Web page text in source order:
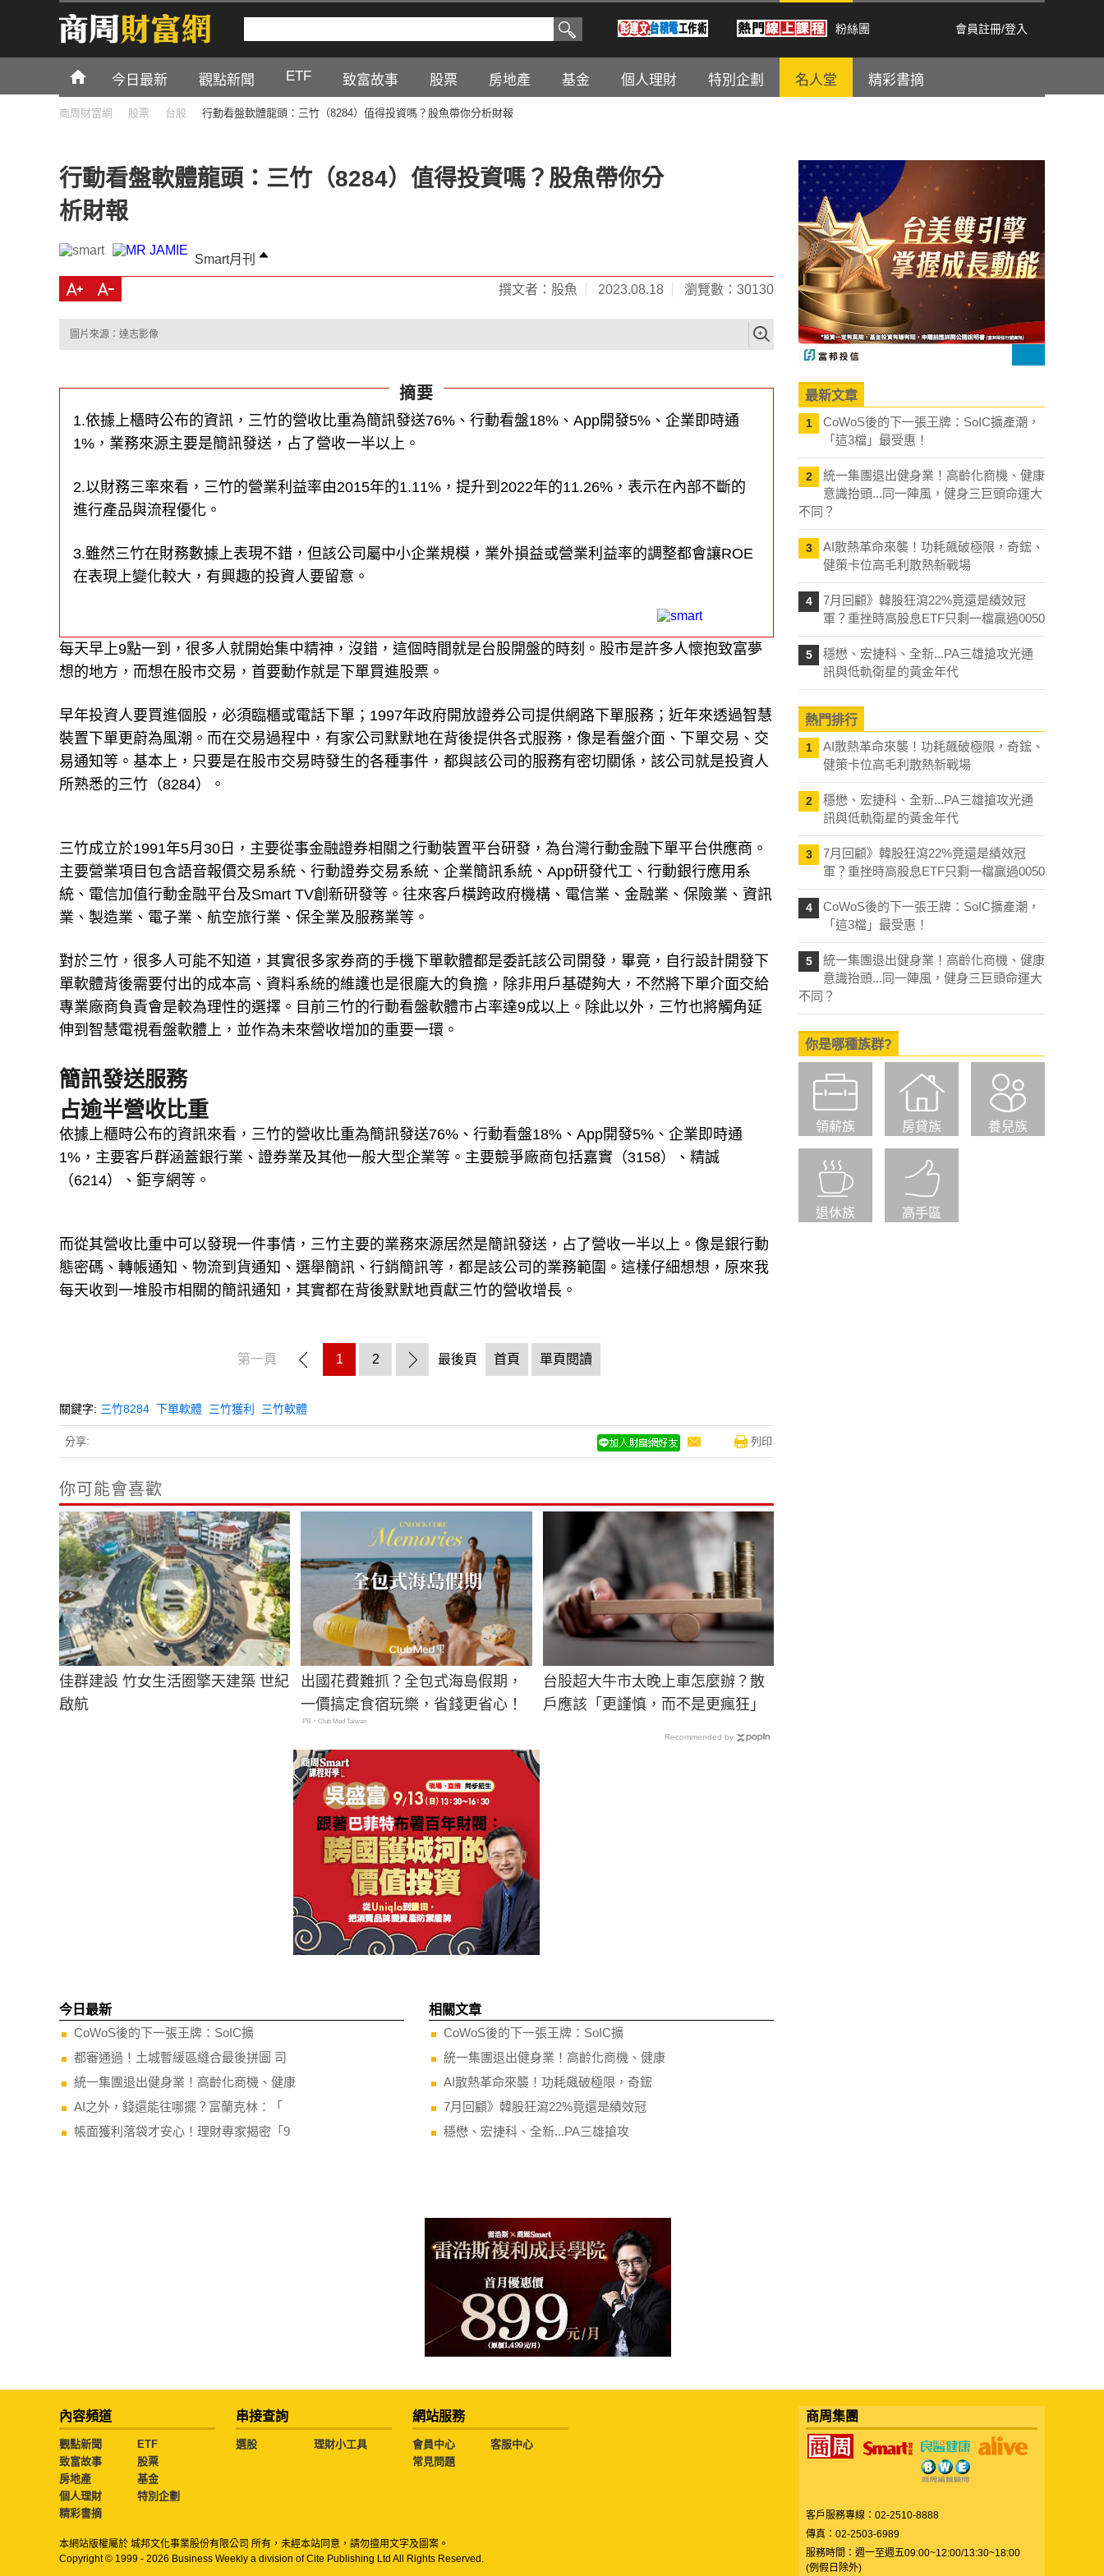
粉絲團 會員註冊/登入
今日最新 觀點新聞 ETF 致富故事 股票 房地產 基金 個人理財 特別企劃 名人堂 精彩書摘
商周財富網 股票 台股 行動看盤軟體龍頭：三竹（8284）值得投資嗎？股魚帶你分析財報
行動看盤軟體龍頭：三竹（8284）值得投資嗎？股魚帶你分
析財報
Smart月刊
撰文者：股魚 2023.08.18 瀏覽數：30130
圖片來源：達志影像
摘要
1.依據上櫃時公布的資訊，三竹的營收比重為簡訊發送76%、行動看盤18%、App開發5%、企業即時通
1%，業務來源主要是簡訊發送，占了營收一半以上。
2.以財務三率來看，三竹的營業利益率由2015年的1.11%，提升到2022年的11.26%，表示在內部不斷的
進行產品與流程優化。
3.雖然三竹在財務數據上表現不錯，但該公司屬中小企業規模，業外損益或營業利益率的調整都會讓ROE
在表現上變化較大，有興趣的投資人要留意。
每天早上9點一到，很多人就開始集中精神，沒錯，這個時間就是台股開盤的時刻。股市是許多人懷抱致富夢
想的地方，而想在股市交易，首要動作就是下單買進股票。
早年投資人要買進個股，必須臨櫃或電話下單；1997年政府開放證券公司提供網路下單服務；近年來透過智慧
裝置下單更蔚為風潮。而在交易過程中，有家公司默默地在背後提供各式服務，像是看盤介面、下單交易、交
易通知等。基本上，只要是在股市交易時發生的各種事件，都與該公司的服務有密切關係，該公司就是投資人
所熟悉的三竹（8284）。
三竹成立於1991年5月30日，主要從事金融證券相關之行動裝置平台研發，為台灣行動金融下單平台供應商。
主要營業項目包含語音報價交易系統、行動證券交易系統、企業簡訊系統、App研發代工、行動銀行應用系
統、電信加值行動金融平台及Smart TV創新研發等。往來客戶橫跨政府機構、電信業、金融業、保險業、資訊
業、製造業、電子業、航空旅行業、保全業及服務業等。
對於三竹，很多人可能不知道，其實很多家券商的手機下單軟體都是委託該公司開發，畢竟，自行設計開發下
單軟體背後需要付出的成本高、資料系統的維護也是很龐大的負擔，除非用戶基礎夠大，不然將下單介面交給
專業廠商負責會是較為理性的選擇。目前三竹的行動看盤軟體市占率達9成以上。除此以外，三竹也將觸角延
伸到智慧電視看盤軟體上，並作為未來營收增加的重要一環。
簡訊發送服務
占逾半營收比重
依據上櫃時公布的資訊來看，三竹的營收比重為簡訊發送76%、行動看盤18%、App開發5%、企業即時通
1%，主要客戶群涵蓋銀行業、證券業及其他一般大型企業等。主要競爭廠商包括嘉實（3158）、精誠
（6214）、鉅亨網等。
而從其營收比重中可以發現一件事情，三竹主要的業務來源居然是簡訊發送，占了營收一半以上。像是銀行動
態密碼、轉帳通知、物流到貨通知、選舉簡訊、行銷簡訊等，都是該公司的業務範圍。這樣仔細想想，原來我
每天收到一堆股市相關的簡訊通知，其實都在背後默默地貢獻三竹的營收增長。
第一頁 1 2 最後頁 首頁 單頁閱讀
關鍵字: 三竹8284 下單軟體 三竹獲利 三竹軟體
分享: 列印
你可能會喜歡
佳群建設 竹女生活圈擎天建築 世紀
啟航
出國花費難抓？全包式海島假期，
一價搞定食宿玩樂，省錢更省心！
PR・Club Med Taiwan
台股超大牛市太晚上車怎麼辦？散
戶應該「更謹慎，而不是更瘋狂」
Recommended by
今日最新
CoWoS後的下一張王牌：SoIC擴
都審通過！土城暫緩區縫合最後拼圖 司
統一集團退出健身業！高齡化商機、健康
AI之外，錢還能往哪擺？富蘭克林：「
帳面獲利落袋才安心！理財專家揭密「9
相關文章
CoWoS後的下一張王牌：SoIC擴
統一集團退出健身業！高齡化商機、健康
AI散熱革命來襲！功耗飆破極限，奇鋐
7月回顧》韓股狂瀉22%竟還是績效冠
穩懋、宏捷科、全新...PA三雄搶攻
最新文章
1
CoWoS後的下一張王牌：SoIC擴產潮，
「這3檔」最受惠！
2
統一集團退出健身業！高齡化商機、健康
意識抬頭...同一陣風，健身三巨頭命運大
不同？
3
AI散熱革命來襲！功耗飆破極限，奇鋐、
健策卡位高毛利散熱新戰場
4
7月回顧》韓股狂瀉22%竟還是績效冠
軍？重挫時高股息ETF只剩一檔贏過0050
5
穩懋、宏捷科、全新...PA三雄搶攻光通
訊與低軌衛星的黃金年代
熱門排行
1
AI散熱革命來襲！功耗飆破極限，奇鋐、
健策卡位高毛利散熱新戰場
2
穩懋、宏捷科、全新...PA三雄搶攻光通
訊與低軌衛星的黃金年代
3
7月回顧》韓股狂瀉22%竟還是績效冠
軍？重挫時高股息ETF只剩一檔贏過0050
4
CoWoS後的下一張王牌：SoIC擴產潮，
「這3檔」最受惠！
5
統一集團退出健身業！高齡化商機、健康
意識抬頭...同一陣風，健身三巨頭命運大
不同？
你是哪種族群?
領薪族 房貸族 養兒族
退休族 高手區
內容頻道
觀點新聞
ETF
致富故事
股票
房地產
基金
個人理財
特別企劃
精彩書摘
串接查詢
選股 理財小工具
網站服務
會員中心
客服中心
常見問題
本網站版權屬於 城邦文化事業股份有限公司 所有，未經本站同意，請勿擅用文字及圖案。
Copyright © 1999 - 2026 Business Weekly a division of Cite Publishing Ltd All Rights Reserved.
商周集團
客戶服務專線：02-2510-8888
傳真：02-2503-6989
服務時間：週一至週五09:00~12:00/13:30~18:00
(例假日除外)